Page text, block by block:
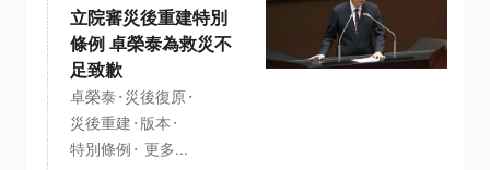
立院審災後重建特別
條例 卓榮泰為救災不
足致歉
卓榮泰· 災後復原·
災後重建 · 版本 ·
特別條例 · 更多...